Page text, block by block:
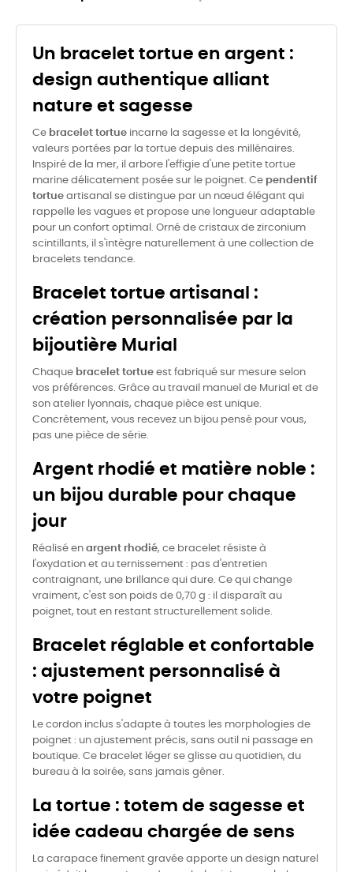
Un bracelet tortue en argent :
design authentique alliant
nature et sagesse
Ce bracelet tortue incarne la sagesse et la longévité,
valeurs portées par la tortue depuis des millénaires.
Inspiré de la mer, il arbore l'effigie d'une petite tortue
marine délicatement posée sur le poignet. Ce pendentif
tortue artisanal se distingue par un nœud élégant qui
rappelle les vagues et propose une longueur adaptable
pour un confort optimal. Orné de cristaux de zirconium
scintillants, il s'intègre naturellement à une collection de
bracelets tendance.
Bracelet tortue artisanal :
création personnalisée par la
bijoutière Murial
Chaque bracelet tortue est fabriqué sur mesure selon
vos préférences. Grâce au travail manuel de Murial et de
son atelier lyonnais, chaque pièce est unique.
Concrètement, vous recevez un bijou pensé pour vous,
pas une pièce de série.
Argent rhodié et matière noble :
un bijou durable pour chaque
jour
Réalisé en argent rhodié, ce bracelet résiste à
l'oxydation et au ternissement : pas d'entretien
contraignant, une brillance qui dure. Ce qui change
vraiment, c'est son poids de 0,70 g : il disparaît au
poignet, tout en restant structurellement solide.
Bracelet réglable et confortable
: ajustement personnalisé à
votre poignet
Le cordon inclus s'adapte à toutes les morphologies de
poignet : un ajustement précis, sans outil ni passage en
boutique. Ce bracelet léger se glisse au quotidien, du
bureau à la soirée, sans jamais gêner.
La tortue : totem de sagesse et
idée cadeau chargée de sens
La carapace finement gravée apporte un design naturel